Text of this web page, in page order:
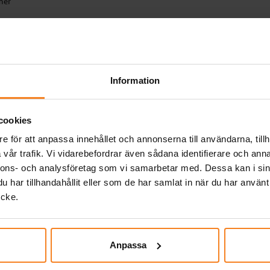
Information
för att anpassa innehållet och annonserna till användarna,
trafik. Vi vidarebefordrar även sådana identifierare och
och analysföretag som vi samarbetar med. Dessa kan i
har tillhandahållit eller som de har samlat in när du har
Anpassa
Relaterade produkter